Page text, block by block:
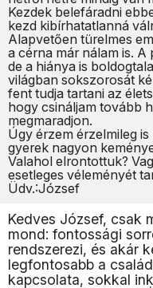
Kezdek belefáradni
kezd kibírhatatlanná
Alapvetően türelmes
a cérna már nálam is.
de a hiánya is
világban sokszorosát
fent tudja tartani az
hogy csináljam tovább
megmaradjon.
Úgy érzem érzelmileg
gyerek nagyon
Valahol elrontottuk?
esetleges véleményét
Üdv.:József
Kedves József, csak
mond: fontossági
rendszerezi, és akár
legfontosabb a
kapcsolata, sokkal